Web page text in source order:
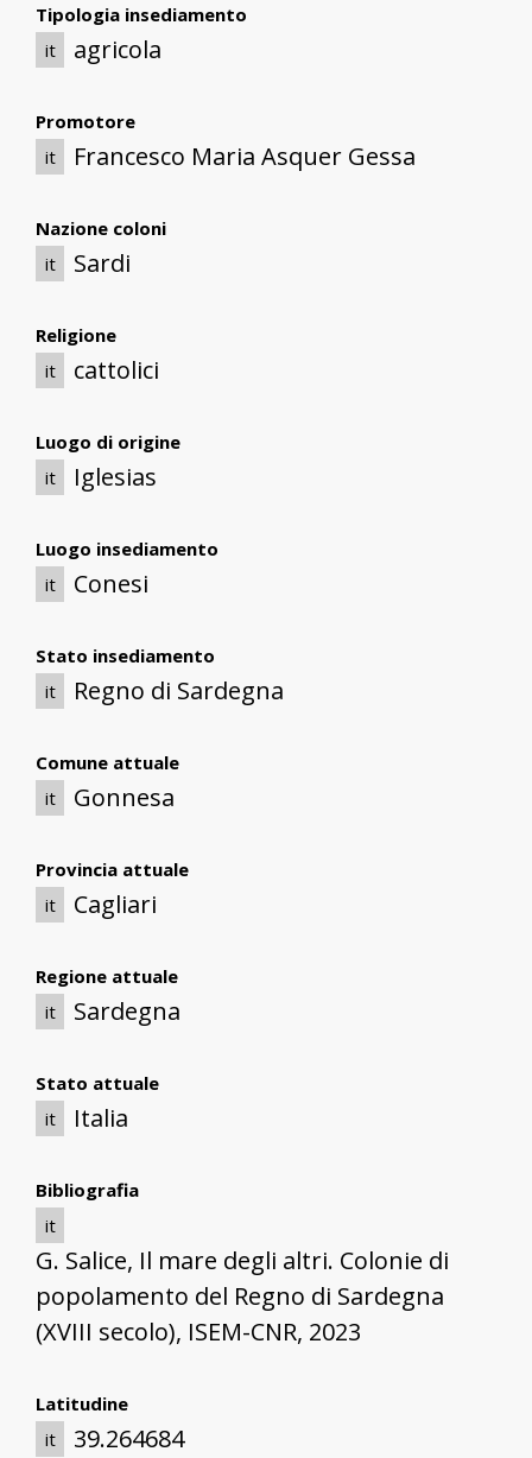
Tipologia insediamento
it
agricola
Promotore
it
Francesco Maria Asquer Gessa
Nazione coloni
it
Sardi
Religione
it
cattolici
Luogo di origine
it
Iglesias
Luogo insediamento
it
Conesi
Stato insediamento
it
Regno di Sardegna
Comune attuale
it
Gonnesa
Provincia attuale
it
Cagliari
Regione attuale
it
Sardegna
Stato attuale
it
Italia
Bibliografia
it
G. Salice, Il mare degli altri. Colonie di
popolamento del Regno di Sardegna
(XVIII secolo), ISEM-CNR, 2023
Latitudine
it
39.264684